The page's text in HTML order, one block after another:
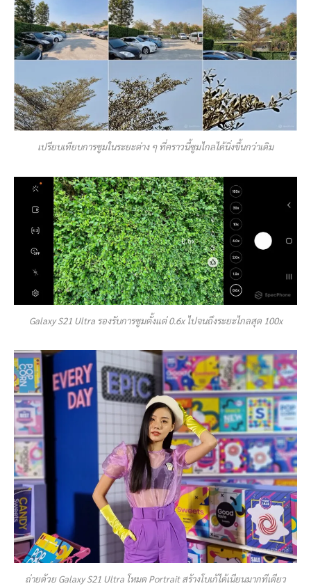
เปรียบเทียบการซูมในระยะต่าง ๆ ที่คราวนี้ซูมไกลได้นิ่งขึ้นกว่าเดิม
Galaxy S21 Ultra รองรับการซูมตั้งแต่ 0.6x ไปจนถึงระยะไกลสุด 100x
ถ่ายด้วย Galaxy S21 Ultra โหมด Portrait สร้างโบเก้ได้เนียนมากทีเดียว